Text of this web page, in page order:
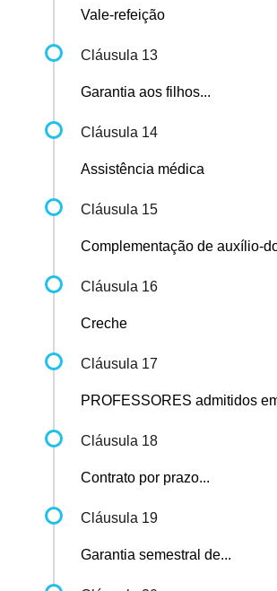
Vale-refeição
Cláusula 13
Garantia aos filhos...
Cláusula 14
Assistência médica
Cláusula 15
Complementação de auxílio-
Cláusula 16
Creche
Cláusula 17
PROFESSORES admitidos
Cláusula 18
Contrato por prazo...
Cláusula 19
Garantia semestral de...